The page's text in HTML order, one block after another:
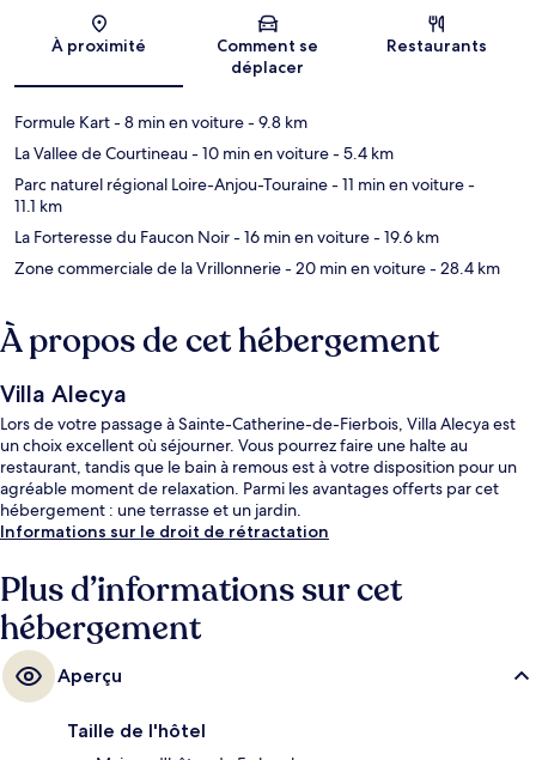
À proximité
Comment se
déplacer
Restaurants
Formule Kart- 8 min en voiture- 9.8 km
La Vallee de Courtineau- 10 min en voiture- 5.4 km
Parc naturel régional Loire-Anjou-Touraine- 11 min en voiture-
11.1 km
La Forteresse du Faucon Noir- 16 min en voiture- 19.6 km
Zone commerciale de la Vrillonnerie- 20 min en voiture- 28.4 km
À propos de cet hébergement
Villa Alecya
Lors de votre passage à Sainte-Catherine-de-Fierbois, Villa Alecya est
un choix excellent où séjourner. Vous pourrez faire une halte au
restaurant, tandis que le bain à remous est à votre disposition pour un
agréable moment de relaxation. Parmi les avantages offerts par cet
hébergement : une terrasse et un jardin.
Informations sur le droit de rétractation
Plus d’informations sur cet
hébergement
Aperçu
Taille de l'hôtel